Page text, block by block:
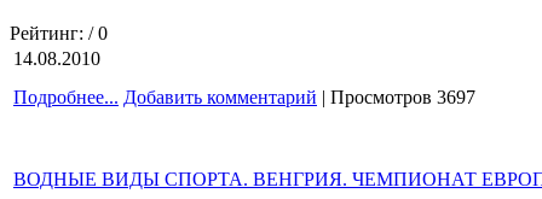
Рейтинг: / 0
14.08.2010
Подробнее... Добавить комментарий | Просмотров 3697
ВОДНЫЕ ВИДЫ СПОРТА. ВЕНГРИЯ. ЧЕМПИОНАТ